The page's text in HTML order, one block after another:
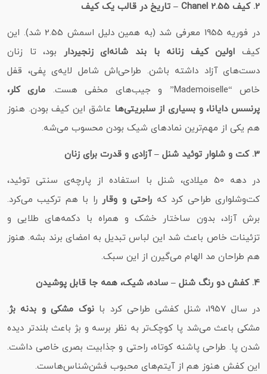
2. کیف Chanel 2.55 – تاریخ در قالب یک کیف
در فوریه 1955 معرفی شد (به همین دلیل اسمش 2.55 شد). این
کیف اولین کیف زنانه با بند شانه‌ای زنجیردار
بود، تا زنان
دست‌های آزاد داشته باشن. طراحی‌اش شامل لایه‌ی پفی، قفل
خاص “Mademoiselle” و جیب‌های مخفی هست.
ماری کلر،
پرنسس دایانا، و بسیاری از سلبریتی‌ها عاشق این کیف بودن. هنوز
هم یکی از مهم‌ترین نمادهای شیک بودن محسوب می‌شه.
3. کت‌ و شلوار توئید شنل – آزادی و قدرت برای زنان
در دهه 50 میلادی، شنل با استفاده از پارچه‌ی سنتی توئید،
کت‌وشلواری طراحی کرد که راحتی و وقار را با هم ترکیب می‌کرد.
برش آزاد، بدون ساختار خشک و همراه با دکمه‌های طلایی و
تزئینات خاص باعث شد این لباس تبدیل به امضای برند بشه. هنوز
هم طراحان مد الهام می‌گیرن از این سبک.
4. کفش دو رنگ شنل – ساده، شیک، همه‌ جا قابل پوشیدن
در سال 1957، شنل کفشی طراحی کرد با نوک مشکی و بدنه بژ.
مشکی باعث می‌شد پا کوچک‌تر به نظر برسه و بژ باعث بلندتر دیده
شدن پا. طراحی پاشنه کوتاه، راحتی و جذابیت بصری خاصی داشت.
این کفش هنوز هم از آیتم‌های محبوب فشن‌شناس‌هاست.